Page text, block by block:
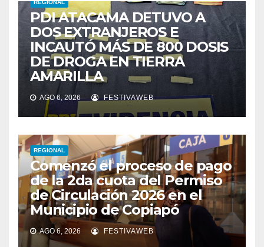
REGIONAL
PDI ATACAMA DETUVO A
DOS EXTRANJEROS E
INCAUTÓ MÁS DE 800 DOSIS
DE DROGA EN TIERRA
AMARILLA
AGO 6, 2026 FESTIVAWEB
REGIONAL
Comenzó el proceso de pago
de la 2da cuota del Permiso
de Circulación 2026 en el
Municipio de Copiapó
AGO 6, 2026 FESTIVAWEB